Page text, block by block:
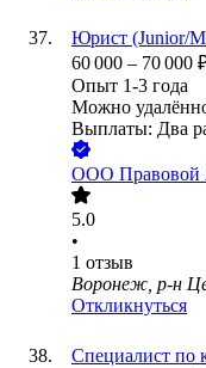
Юрист (Junior/
60 000 – 70 000
Опыт 1-3 года
Можно
Выплаты: Два
ООО Правовой
5.0
•
1 отзыв
Воронеж, р-н
Откликнуться
Специалист по